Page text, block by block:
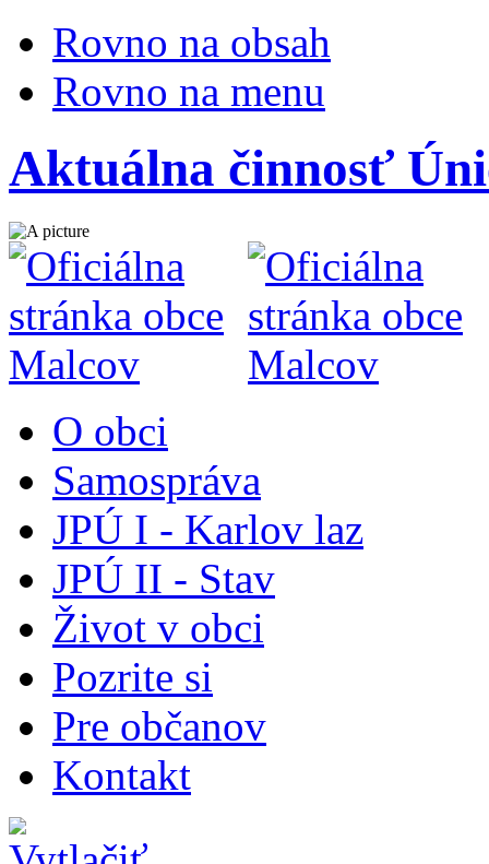
Rovno na obsah
Rovno na menu
Aktuálna činnosť
O obci
Samospráva
JPÚ I - Karlov laz
JPÚ II - Stav
Život v obci
Pozrite si
Pre občanov
Kontakt